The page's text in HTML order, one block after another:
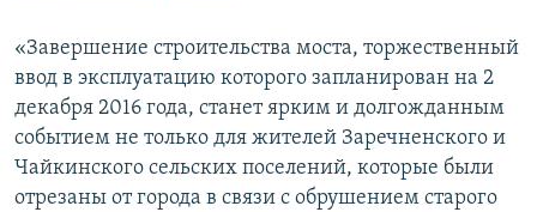
«Завершение строительства моста, торжественный
ввод в эксплуатацию которого запланирован на 2
декабря 2016 года, станет ярким и долгожданным
событием не только для жителей Заречненского и
Чайкинского сельских поселений, которые были
отрезаны от города в связи с обрушением старого